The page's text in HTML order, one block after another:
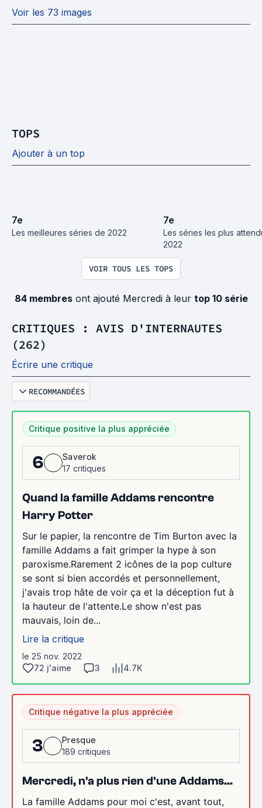
Voir les 73 images
TOPS
Ajouter à un top
7e
Les meilleures séries de 2022
7e
Les séries les plus
2022
VOIR TOUS LES TOPS
84 membresont ajouté Mercredi à leur top 10 série
CRITIQUES : AVIS D'INTERNAUTES
(262)
Écrire une critique
RECOMMANDÉES
Critique positive la plus appréciée
6
Saverok
17 critiques
Quand la famille Addams rencontre
Harry Potter
Sur le papier, la rencontre de Tim Burton avec la
famille Addams a fait grimper la hype à son
paroxisme.Rarement 2 icônes de la pop culture
se sont si bien accordés et personnellement,
j'avais trop hâte de voir ça et la déception fut à
la hauteur de l'attente.Le show n'est pas
mauvais, loin de...
Lire la critique
le 25 nov. 2022
72 j'aime
3 4.7K
Critique négative la plus appréciée
3
Presque
189 critiques
Mercredi, n'a plus rien d'une Addams...
La famille Addams pour moi c'est, avant tout,